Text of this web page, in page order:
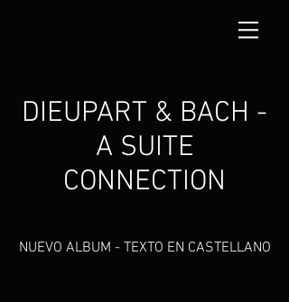
DIEUPART & BACH -
A SUITE
CONNECTION
NUEVO ALBUM - TEXTO EN CASTELLANO